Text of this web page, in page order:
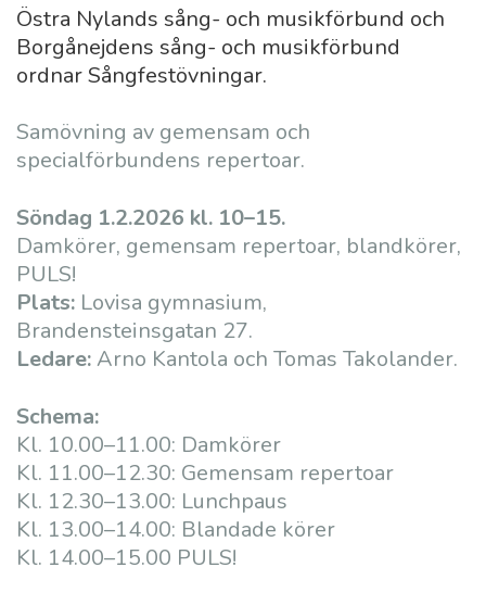
Östra Nylands sång- och musikförbund och
Borgånejdens sång- och musikförbund
ordnar Sångfestövningar.
Samövning av gemensam och
specialförbundens repertoar.
Söndag 1.2.2026 kl. 10–15.
Damkörer, gemensam repertoar, blandkörer,
PULS!
Plats: Lovisa gymnasium,
Brandensteinsgatan 27.
Ledare:Arno Kantola och Tomas Takolander.
Schema:
Kl. 10.00–11.00: Damkörer
Kl. 11.00–12.30: Gemensam repertoar
Kl. 12.30–13.00: Lunchpaus
Kl. 13.00–14.00: Blandade körer
Kl. 14.00–15.00 PULS!